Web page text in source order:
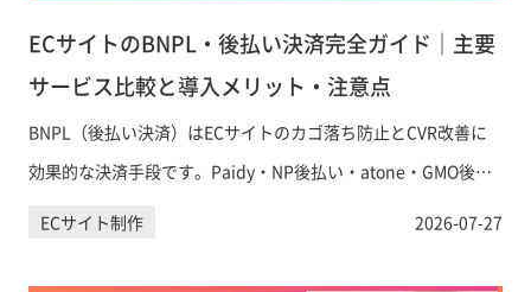
ECサイトのBNPL・後払い決済完全ガイド｜主要
サービス比較と導入メリット・注意点
BNPL（後払い決済）はECサイトのカゴ落ち防止とCVR改善に
効果的な決済手段です。Paidy・NP後払い・atone・GMO後払
いの手数料・特徴を徹底比較し、Shopifyへの導入方法と運用上
ECサイト制作 2026-07-27